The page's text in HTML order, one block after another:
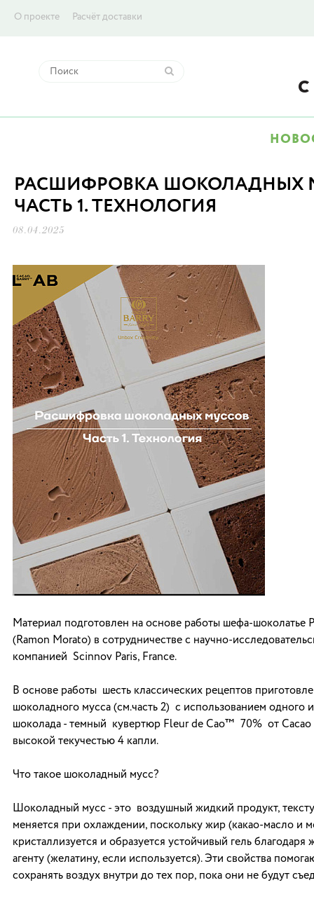
О проекте Расчёт доставки
РАСШИФРОВКА ШОКОЛАДНЫХ
ЧАСТЬ 1. ТЕХНОЛОГИЯ
08.04.2025
Материал подготовлен на основе работы шефа-шоколатье
(Ramon Morato) в сотрудничестве с научно-
компанией Scinnov Paris, France.
В основе работы шесть классических рецептов
шоколадного мусса (см.часть 2) с использованием одного
шоколада - темный кувертюр Fleur de Cao™ 70% от Cacao
высокой текучестью 4 капли.
Что такое шоколадный мусс?
Шоколадный мусс - это воздушный жидкий продукт,
меняется при охлаждении, поскольку жир (какао-масло и
кристаллизуется и образуется устойчивый гель
агенту (желатину, если используется). Эти свойства
сохранять воздух внутри до тех пор, пока они не будут